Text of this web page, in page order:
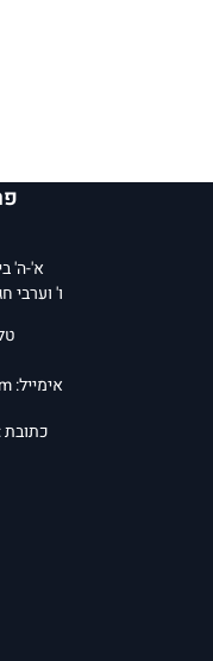
א'-ה' בין
ו' וערבי חג'
אימייל:
כתובת :